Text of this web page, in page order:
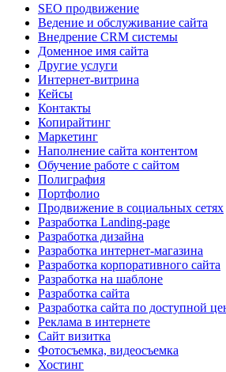
SEO продвижение
Ведение и обслуживание сайта
Внедрение CRM системы
Доменное имя сайта
Другие услуги
Интернет-витрина
Кейсы
Контакты
Копирайтинг
Маркетинг
Наполнение сайта контентом
Обучение работе с сайтом
Полиграфия
Портфолио
Продвижение в социальных сетях
Разработка Landing-page
Разработка дизайна
Разработка интернет-магазина
Разработка корпоративного сайта
Разработка на шаблоне
Разработка сайта
Разработка сайта по доступной
Реклама в интернете
Сайт визитка
Фотосъемка, видеосъемка
Хостинг